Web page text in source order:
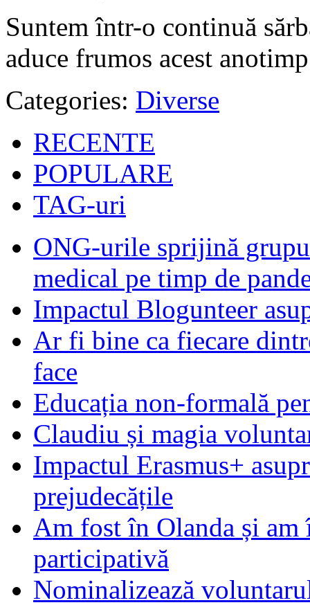
Suntem într-o continuă
aduce frumos acest
Categories: Diverse
RECENTE
POPULARE
TAG-uri
ONG-urile sprijină
medical pe timp de
Impactul Blogunteer
Ar fi bine ca fiecare
face
Educația non-formală
Claudiu și magia
Impactul Erasmus+
prejudecățile
Am fost în Olanda și am
participativă
Nominalizează